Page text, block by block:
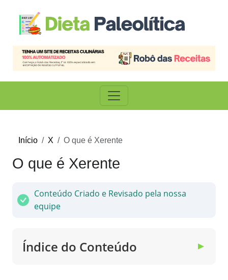
Início X O que é Xerente
O que é Xerente
Conteúdo Criado e Revisado pela nossa
equipe
Índice do Conteúdo ▼